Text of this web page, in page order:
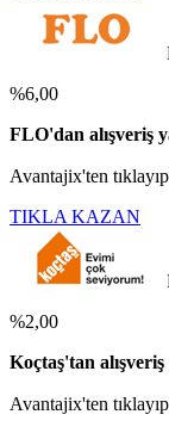
%6,00
FLO'dan alışveriş
Avantajix'ten
TIKLA KAZAN
%2,00
Koçtaş'tan
Avantajix'ten